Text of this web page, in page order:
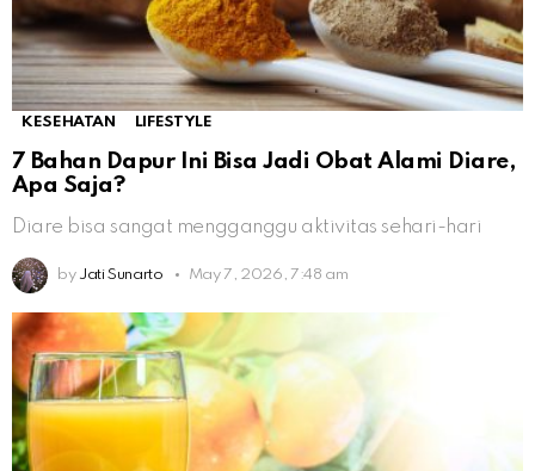
KESEHATAN LIFESTYLE
7 Bahan Dapur Ini Bisa Jadi Obat Alami Diare,
Apa Saja?
Diare bisa sangat mengganggu aktivitas sehari-hari
by Jati Sunarto May 7, 2026, 7:48 am